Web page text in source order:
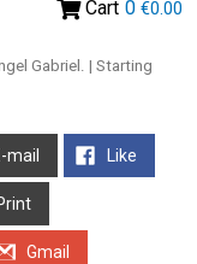
Cart 0 €0.00
Gabriel. | Starting
mail Like
Gmail